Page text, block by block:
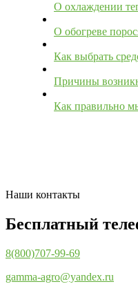
О охлаждении
О обогреве
Как выбрать
Причины
Как правильно
Наши контакты
Бесплатный
8(800)707-99-69
gamma-agro@yandex.ru